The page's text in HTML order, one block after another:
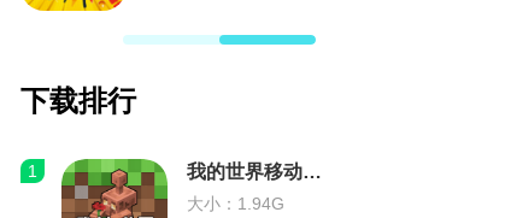
下载排行
1 我的世界移动版v3.9.5.297103 最新版
大小：1.94G